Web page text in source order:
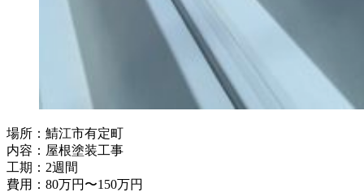
場所：鯖江市有定町
内容：屋根塗装工事
工期：2週間
費用：80万円〜150万円